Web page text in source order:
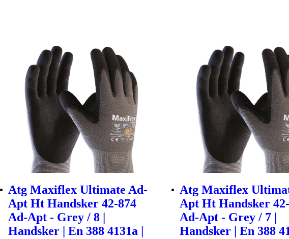
Atg Maxiflex Ultimate Ad-
Apt Ht Handsker 42-874
Ad-Apt - Grey / 8 |
Handsker | En 388 4131a |
Atg Maxiflex
Apt Ht Handsker
Ad-Apt - Grey / 7 |
Handsker | En 388